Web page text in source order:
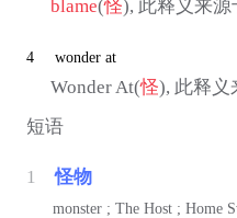
blame(怪), 此释义来源
4 wonder at
Wonder At(怪), 此释义
短语
1 怪物
monster ; The Host ; Home